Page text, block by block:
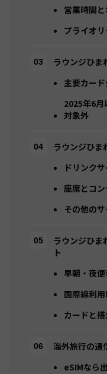
営業時間
プライオ
ラウンジひま
主要カー
2025年6月
対象外
ラウンジひま
ドリンク
座席とコ
その他の
ラウンジひま
ト
早朝・夜
国際線利
カードと
海外旅行の通
eSIMなら